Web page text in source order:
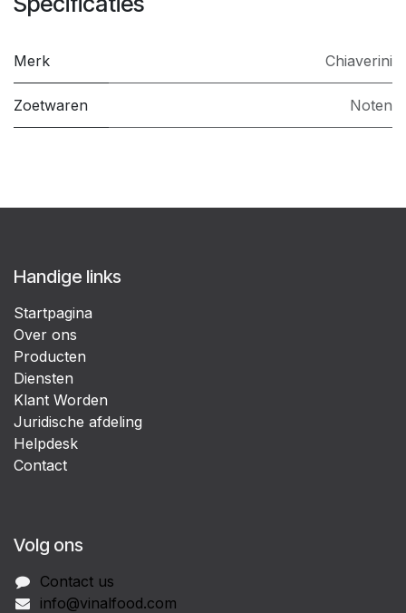
Merk Chiaverini
Zoetwaren Noten
Handige links
Startpagina
Over ons
Producten
Diensten
Klant Worden
Juridische afdeling
Helpdesk
Contact
Volg ons
Contact us
info@vinalfood.com